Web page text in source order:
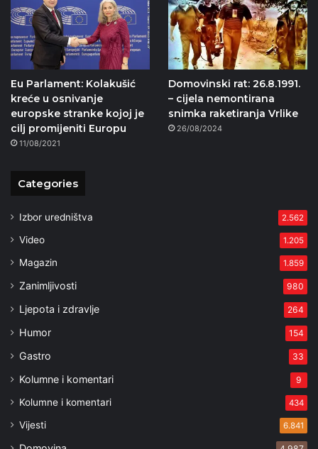
Eu Parlament: Kolakušić
kreće u osnivanje
europske stranke kojoj je
cilj promijeniti Europu
11/08/2021
Domovinski rat: 26.8.1991.
– cijela nemontirana
snimka raketiranja Vrlike
26/08/2024
Categories
Izbor uredništva 2.562
Video 1.205
Magazin 1.859
Zanimljivosti 980
Ljepota i zdravlje 264
Humor 154
Gastro 33
Kolumne i komentari 9
Kolumne i komentari 434
Vijesti 6.841